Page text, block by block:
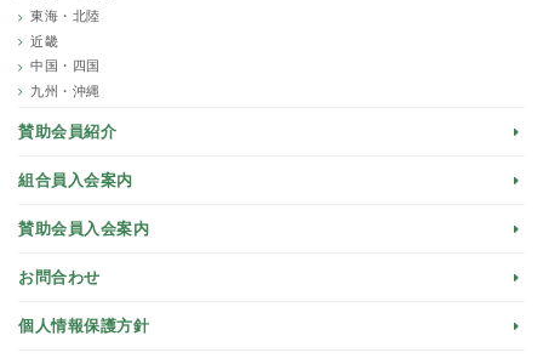
東海・北陸
近畿
中国・四国
九州・沖縄
賛助会員紹介
組合員入会案内
賛助会員入会案内
お問合わせ
個人情報保護方針